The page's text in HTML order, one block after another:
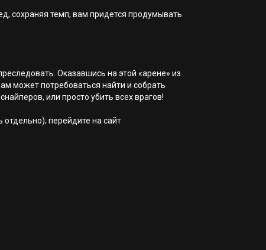
сохраняя темп, вам придется продумывать
Оказавшись на этой «арене» из
может потребоваться найти и собрать
или просто убить всех врагов!
перейдите на сайт